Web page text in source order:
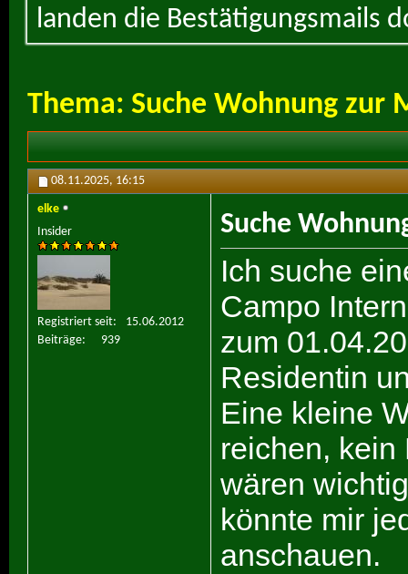
landen die Bestätigungsmails
Thema: Suche Wohnung zur
08.11.2025, 16:15
elke
Insider
Registriert seit
15.06.2012
Beiträge
939
Suche
Ich suche
Campo
zum
Residentin
Eine kleine
reichen, kein
wären
könnte mir
anschauen.